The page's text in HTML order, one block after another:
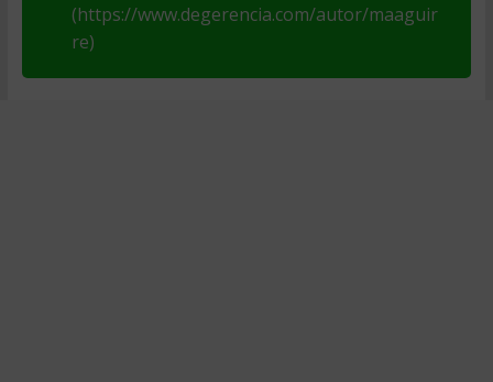
(https://www.degerencia.com/autor/maaguir
re)